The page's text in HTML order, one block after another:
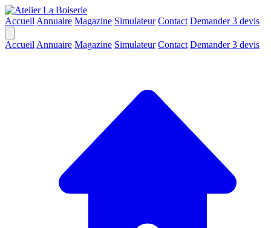
Accueil Annuaire Magazine Simulateur Contact Demander 3 devis
Accueil Annuaire Magazine Simulateur Contact Demander 3 devis